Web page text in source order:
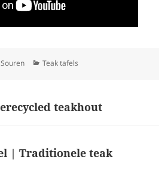
Auteur
Souren Categorieën
Teak tafels
teakhout
| Traditionele teak